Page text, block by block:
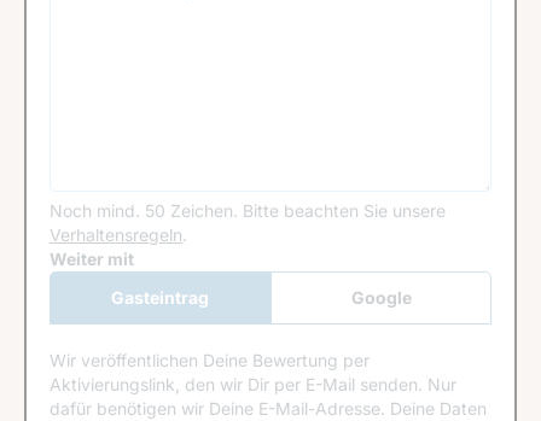
Noch mind. 50 Zeichen. Bitte beachten Sie unsere
Verhaltensregeln.
Google Recaptcha
Weiter mit
Gasteintrag
Google
Anmeldung
Wir veröffentlichen Deine Bewertung per
Aktivierungslink, den wir Dir per E-Mail senden. Nur
dafür benötigen wir Deine E-Mail-Adresse. Deine Daten